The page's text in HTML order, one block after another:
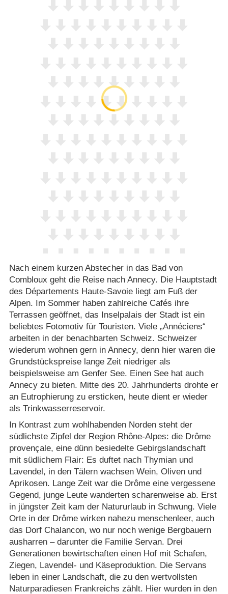
Nach einem kurzen Abstecher in das Bad von
Combloux geht die Reise nach Annecy. Die Hauptstadt
des Départements Haute-Savoie liegt am Fuß der
Alpen. Im Sommer haben zahlreiche Cafés ihre
Terrassen geöffnet, das Inselpalais der Stadt ist ein
beliebtes Fotomotiv für Touristen. Viele „Annéciens“
arbeiten in der benachbarten Schweiz. Schweizer
wiederum wohnen gern in Annecy, denn hier waren die
Grundstückspreise lange Zeit niedriger als
beispielsweise am Genfer See. Einen See hat auch
Annecy zu bieten. Mitte des 20. Jahrhunderts drohte er
an Eutrophierung zu ersticken, heute dient er wieder
als Trinkwasserreservoir.
In Kontrast zum wohlhabenden Norden steht der
südlichste Zipfel der Region Rhône-Alpes: die Drôme
provençale, eine dünn besiedelte Gebirgslandschaft
mit südlichem Flair: Es duftet nach Thymian und
Lavendel, in den Tälern wachsen Wein, Oliven und
Aprikosen. Lange Zeit war die Drôme eine vergessene
Gegend, junge Leute wanderten scharenweise ab. Erst
in jüngster Zeit kam der Natururlaub in Schwung. Viele
Orte in der Drôme wirken nahezu menschenleer, auch
das Dorf Chalancon, wo nur noch wenige Bergbauern
ausharren – darunter die Familie Servan. Drei
Generationen bewirtschaften einen Hof mit Schafen,
Ziegen, Lavendel- und Käseproduktion. Die Servans
leben in einer Landschaft, die zu den wertvollsten
Naturparadiesen Frankreichs zählt. Hier wurden in den